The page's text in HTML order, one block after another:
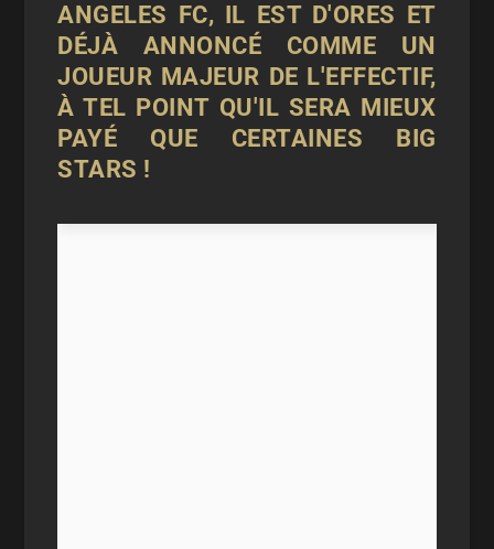
ANGELES FC, IL EST D'ORES ET
DÉJÀ ANNONCÉ COMME UN
JOUEUR MAJEUR DE L'EFFECTIF,
À TEL POINT QU'IL SERA MIEUX
PAYÉ QUE CERTAINES BIG
STARS !